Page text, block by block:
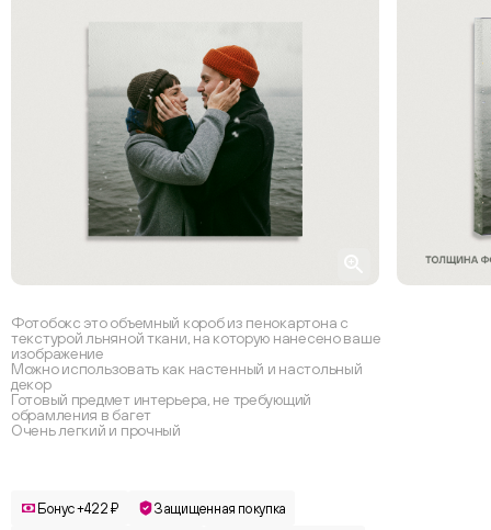
Фотобокс это объемный короб из пенокартона с
текстурой льняной ткани, на которую нанесено ваше
изображение
Можно использовать как настенный и настольный
декор
Готовый предмет интерьера, не требующий
обрамления в багет
Очень легкий и прочный
Бонус +422 ₽ Защищенная покупка